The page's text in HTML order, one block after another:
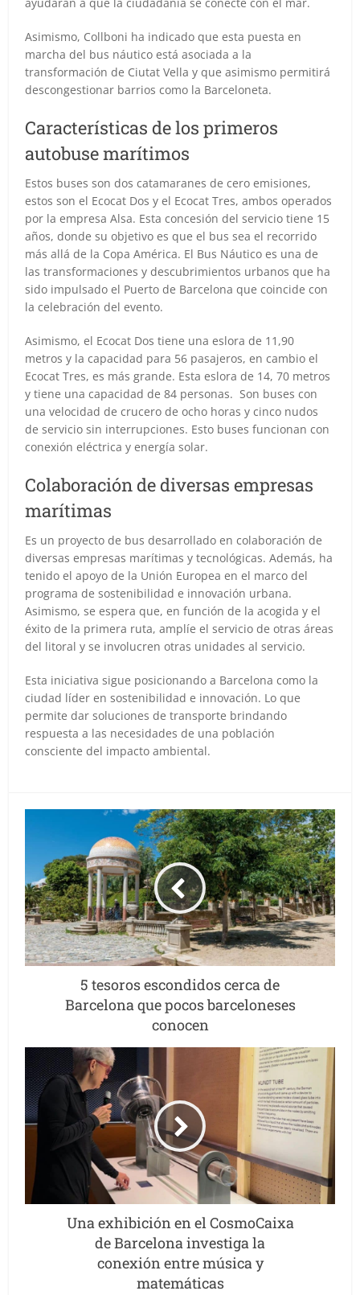
ayudarán a que la ciudadanía se conecte con el mar.
Asimismo, Collboni ha indicado que esta puesta en
marcha del bus náutico está asociada a la
transformación de Ciutat Vella y que asimismo permitirá
descongestionar barrios como la Barceloneta.
Características de los primeros
autobuse marítimos
Estos buses son dos catamaranes de cero emisiones,
estos son el Ecocat Dos y el Ecocat Tres, ambos operados
por la empresa Alsa. Esta concesión del servicio tiene 15
años, donde su objetivo es que el bus sea el recorrido
más allá de la Copa América. El Bus Náutico es una de
las transformaciones y descubrimientos urbanos que ha
sido impulsado el Puerto de Barcelona que coincide con
la celebración del evento.
Asimismo, el Ecocat Dos tiene una eslora de 11,90
metros y la capacidad para 56 pasajeros, en cambio el
Ecocat Tres, es más grande. Esta eslora de 14, 70 metros
y tiene una capacidad de 84 personas. Son buses con
una velocidad de crucero de ocho horas y cinco nudos
de servicio sin interrupciones. Esto buses funcionan con
conexión eléctrica y energía solar.
Colaboración de diversas empresas
marítimas
Es un proyecto de bus desarrollado en colaboración de
diversas empresas marítimas y tecnológicas. Además, ha
tenido el apoyo de la Unión Europea en el marco del
programa de sostenibilidad e innovación urbana.
Asimismo, se espera que, en función de la acogida y el
éxito de la primera ruta, amplíe el servicio de otras áreas
del litoral y se involucren otras unidades al servicio.
Esta iniciativa sigue posicionando a Barcelona como la
ciudad líder en sostenibilidad e innovación. Lo que
permite dar soluciones de transporte brindando
respuesta a las necesidades de una población
consciente del impacto ambiental.
5 tesoros escondidos cerca de
Barcelona que pocos barceloneses
conocen
Una exhibición en el CosmoCaixa
de Barcelona investiga la
conexión entre música y
matemáticas